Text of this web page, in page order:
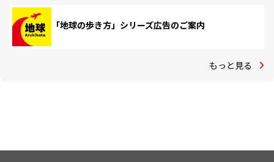
「地球の歩き方」シリーズ広告のご案内
もっと見る